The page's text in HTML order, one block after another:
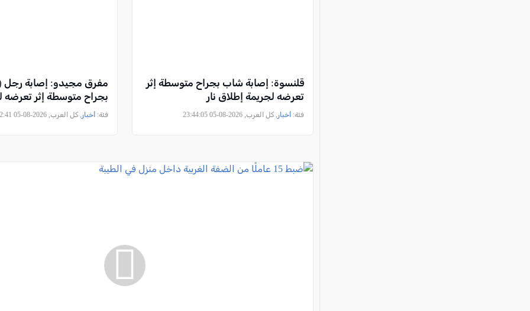
قلنسوة: إصابة شاب بجراح متوسطة إثر
تعرضه لجريمة إطلاق نار
فئة: أخبار , كل العرب, 2026-08-05 23:44:05
بجراح متوسطة إثر تعرضه
فئة: أخبار , كل العرب, 2026-08-05 23:42:41